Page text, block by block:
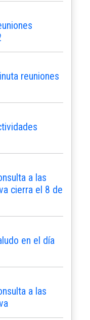
reuniones
a las
cierra el 8 de
en el día
a las